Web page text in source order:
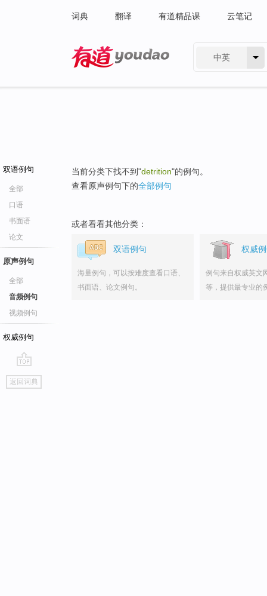
词典 翻译 有道精品课 云笔记
中英
双语例句
全部
口语
书面语
论文
原声例句
全部
音频例句
视频例句
权威例句
go
top
返回词典
当前分类下找不到"detrition"的例句。
查看原声例句下的全部例句
或者看看其他分类：
双语例句
海量例句，可以按难度查看口语、
书面语、论文例句。
权威
例句来自权威英文
等，提供最专业的